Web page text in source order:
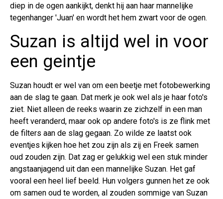
diep in de ogen aankijkt, denkt hij aan haar mannelijke
tegenhanger 'Juan' en wordt het hem zwart voor de ogen.
Suzan is altijd wel in voor
een geintje
Suzan houdt er wel van om een beetje met fotobewerking
aan de slag te gaan. Dat merk je ook wel als je haar foto's
ziet. Niet alleen de reeks waarin ze zichzelf in een man
heeft veranderd, maar ook op andere foto's is ze flink met
de filters aan de slag gegaan. Zo wilde ze laatst ook
eventjes kijken hoe het zou zijn als zij en Freek samen
oud zouden zijn. Dat zag er gelukkig wel een stuk minder
angstaanjagend uit dan een mannelijke Suzan. Het gaf
vooral een heel lief beeld. Hun volgers gunnen het ze ook
om samen oud te worden, al zouden sommige van Suzan